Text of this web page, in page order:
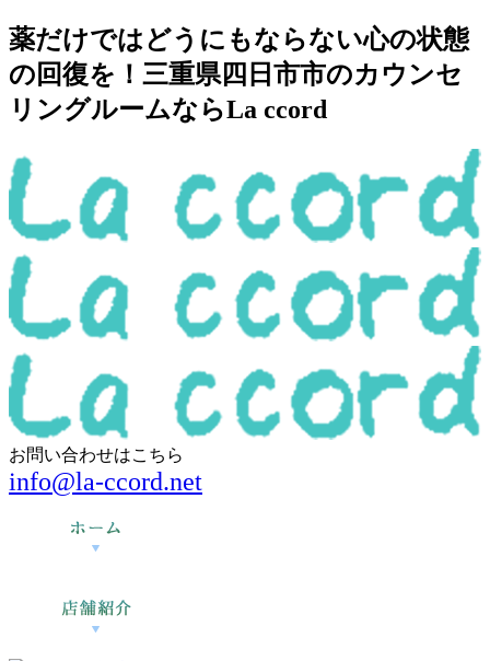
薬だけではどうにもならない心の状態
の回復を！三重県四日市市のカウンセ
リングルームならLa ccord
お問い合わせはこちら
info@la-ccord.net